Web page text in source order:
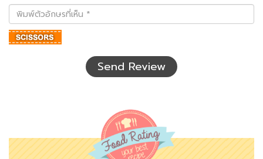
พิมพ์
ตัว
อักษร
ที่
Send Review